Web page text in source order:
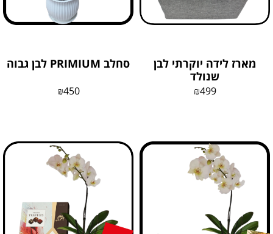
מארז לידה יוקרתי לבן
שנולד
₪499
סחלב PRIMIUM לבן גבוה
₪450